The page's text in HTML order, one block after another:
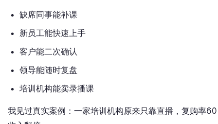
缺席同事能补课
新员工能快速上手
客户能二次确认
领导能随时复盘
培训机构能卖录播课
我见过真实案例：一家培训机构原来只靠直播，复购率